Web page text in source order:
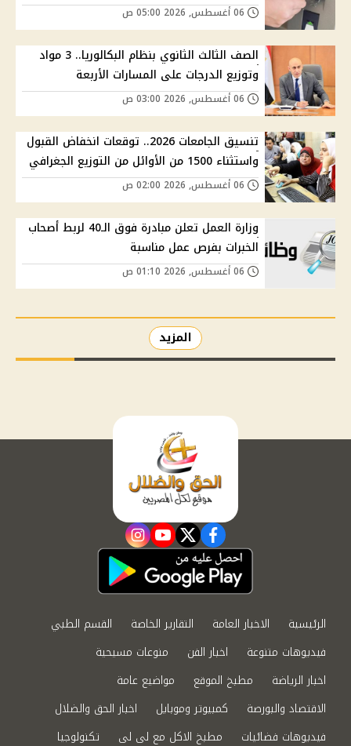
الصف الثالث الثانوي بنظام البكالوريا.. 3 مواد
وتوزيع الدرجات على المسارات الأربعة
تنسيق الجامعات 2026.. توقعات انخفاض القبول
واستثناء 1500 من الأوائل من التوزيع الجغرافي
وزارة العمل تعلن مبادرة فوق الـ40 لربط أصحاب
الخبرات بفرص عمل مناسبة
المزيد
facebook
twitter
youtube
instagram
الرئيسية الاخبار العامة التقارير الخاصة
القسم الطبي
فيديوهات متنوعة
اخبار الفن
منوعات مسيحية
اخبار الرياضة
مطبخ الموقع
مواضيع عامة
الاقتصاد والبورصة
كمبيوتر وموبايل
اخبار الحق والضلال
فيديوهات فضائيات
مطبخ الاكل مع لى لى تكنولوجيا